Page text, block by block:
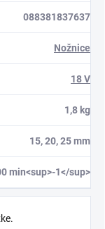
088381837637
Nožnice
18 V
1,8 kg
15, 20, 25 mm
min<sup>-1</sup>